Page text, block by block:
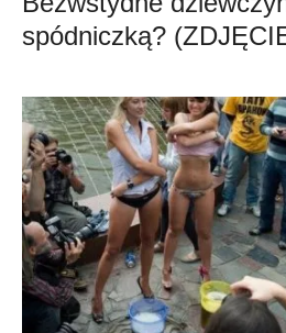
spódniczką?